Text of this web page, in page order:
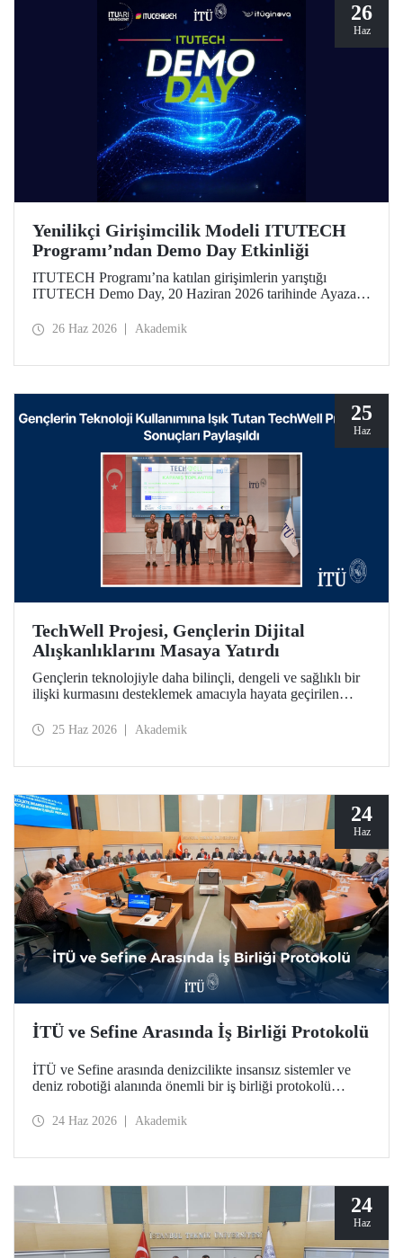
26
Haz
Yenilikçi Girişimcilik Modeli ITUTECH
Programı’ndan Demo Day Etkinliği
ITUTECH Programı’na katılan girişimlerin yarıştığı
ITUTECH Demo Day, 20 Haziran 2026 tarihinde Ayazağa
Merkezi’nde düzenlendi.
26 Haz 2026 Akademik
25
Haz
TechWell Projesi, Gençlerin Dijital
Alışkanlıklarını Masaya Yatırdı
Gençlerin teknolojiyle daha bilinçli, dengeli ve sağlıklı bir
ilişki kurmasını desteklemek amacıyla hayata geçirilen
Erasmus+ Projesinin kapanış etkinliği İTÜ’de düzenlendi.
25 Haz 2026 Akademik
24
Haz
İTÜ ve Sefine Arasında İş Birliği Protokolü
İTÜ ve Sefine arasında denizcilikte insansız sistemler ve
deniz robotiği alanında önemli bir iş birliği protokolü
24 Haz 2026 Akademik
24
Haz